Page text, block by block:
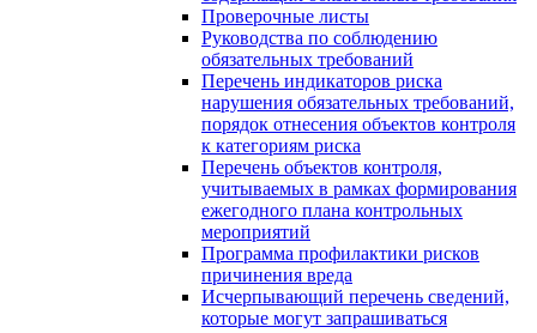
Проверочные листы
Руководства по соблюдению
обязательных требований
Перечень индикаторов риска
нарушения обязательных требований,
порядок отнесения объектов контроля
к категориям риска
Перечень объектов контроля,
учитываемых в рамках формирования
ежегодного плана контрольных
мероприятий
Программа профилактики рисков
причинения вреда
Исчерпывающий перечень сведений,
которые могут запрашиваться